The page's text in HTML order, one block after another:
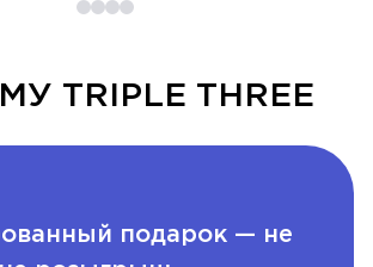
TRIPLE THREE
подарок — не